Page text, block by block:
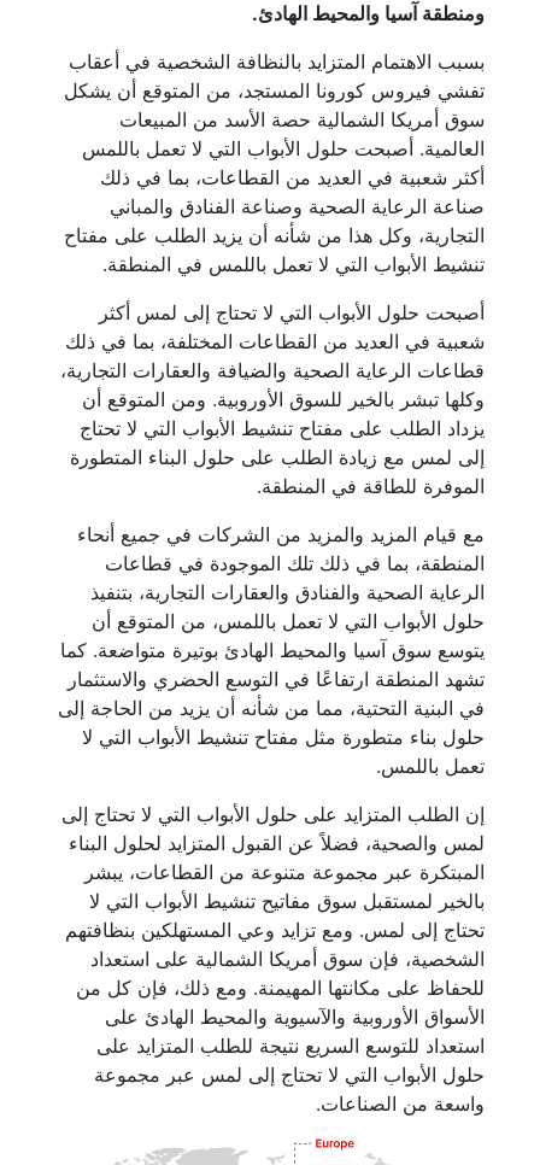
ومنطقة آسيا والمحيط الهادئ.
بسبب الاهتمام المتزايد بالنظافة الشخصية في أعقاب
تفشي فيروس كورونا المستجد، من المتوقع أن يشكل
سوق أمريكا الشمالية حصة الأسد من المبيعات
العالمية. أصبحت حلول الأبواب التي لا تعمل باللمس
أكثر شعبية في العديد من القطاعات، بما في ذلك
صناعة الرعاية الصحية وصناعة الفنادق والمباني
التجارية، وكل هذا من شأنه أن يزيد الطلب على مفتاح
تنشيط الأبواب التي لا تعمل باللمس في المنطقة.
أصبحت حلول الأبواب التي لا تحتاج إلى لمس أكثر
شعبية في العديد من القطاعات المختلفة، بما في ذلك
قطاعات الرعاية الصحية والضيافة والعقارات التجارية،
وكلها تبشر بالخير للسوق الأوروبية. ومن المتوقع أن
يزداد الطلب على مفتاح تنشيط الأبواب التي لا تحتاج
إلى لمس مع زيادة الطلب على حلول البناء المتطورة
الموفرة للطاقة في المنطقة.
مع قيام المزيد والمزيد من الشركات في جميع أنحاء
المنطقة، بما في ذلك تلك الموجودة في قطاعات
الرعاية الصحية والفنادق والعقارات التجارية، بتنفيذ
حلول الأبواب التي لا تعمل باللمس، من المتوقع أن
يتوسع سوق آسيا والمحيط الهادئ بوتيرة متواضعة. كما
تشهد المنطقة ارتفاعًا في التوسع الحضري والاستثمار
في البنية التحتية، مما من شأنه أن يزيد من الحاجة إلى
حلول بناء متطورة مثل مفتاح تنشيط الأبواب التي لا
تعمل باللمس.
إن الطلب المتزايد على حلول الأبواب التي لا تحتاج إلى
لمس والصحية، فضلاً عن القبول المتزايد لحلول البناء
المبتكرة عبر مجموعة متنوعة من القطاعات، يبشر
بالخير لمستقبل سوق مفاتيح تنشيط الأبواب التي لا
تحتاج إلى لمس. ومع تزايد وعي المستهلكين بنظافتهم
الشخصية، فإن سوق أمريكا الشمالية على استعداد
للحفاظ على مكانتها المهيمنة. ومع ذلك، فإن كل من
الأسواق الأوروبية والآسيوية والمحيط الهادئ على
استعداد للتوسع السريع نتيجة للطلب المتزايد على
حلول الأبواب التي لا تحتاج إلى لمس عبر مجموعة
واسعة من الصناعات.